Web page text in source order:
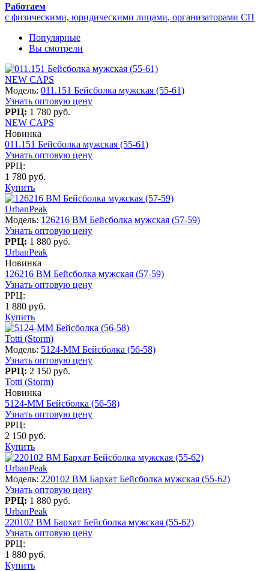
Работаем
с физическими, юридическими лицами, организаторами СП
Популярные
Вы смотрели
NEW CAPS
Модель: 011.151 Бейсболка мужская (55-61)
Узнать оптовую цену
РРЦ: 1 780 руб.
NEW CAPS
Новинка
011.151 Бейсболка мужская (55-61)
Узнать оптовую цену
РРЦ:
1 780 руб.
Купить
UrbanPeak
Модель: 126216 BM Бейсболка мужская (57-59)
Узнать оптовую цену
РРЦ: 1 880 руб.
UrbanPeak
Новинка
126216 BM Бейсболка мужская (57-59)
Узнать оптовую цену
РРЦ:
1 880 руб.
Купить
Totti (Storm)
Модель: 5124-MM Бейсболка (56-58)
Узнать оптовую цену
РРЦ: 2 150 руб.
Totti (Storm)
Новинка
5124-MM Бейсболка (56-58)
Узнать оптовую цену
РРЦ:
2 150 руб.
Купить
UrbanPeak
Модель: 220102 BM Бархат Бейсболка мужская (55-62)
Узнать оптовую цену
РРЦ: 1 880 руб.
UrbanPeak
220102 BM Бархат Бейсболка мужская (55-62)
Узнать оптовую цену
РРЦ:
1 880 руб.
Купить